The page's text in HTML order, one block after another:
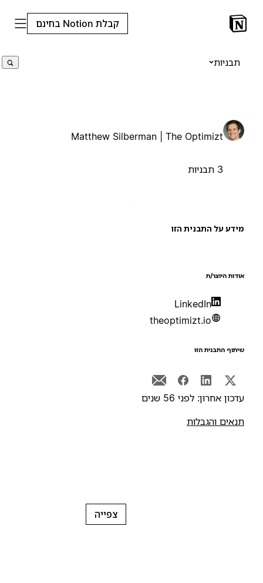
קבלת Notion בחינם
תבניות
Matthew Silberman | The Optimizt
על התבנית הזו
היוצר/ת
LinkedIn
theoptimizt.io
התבנית הזו
אחרון: לפני 56 שנים
והגבלות
צפייה